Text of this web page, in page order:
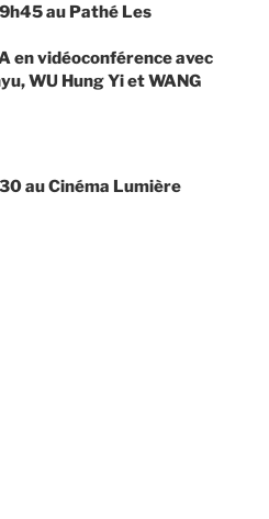
au Pathé Les
en vidéoconférence avec
WU Hung Yi et WANG
au Cinéma Lumière